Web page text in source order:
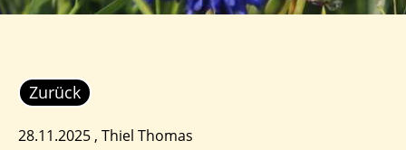
Zurück
28.11.2025 , Thiel Thomas